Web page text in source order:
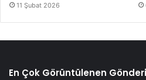
11 Şubat 2026
En Çok Görüntülenen